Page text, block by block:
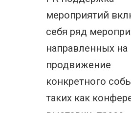
мероприятий
себя ряд
направленных на
продвижение
конкретного
таких как